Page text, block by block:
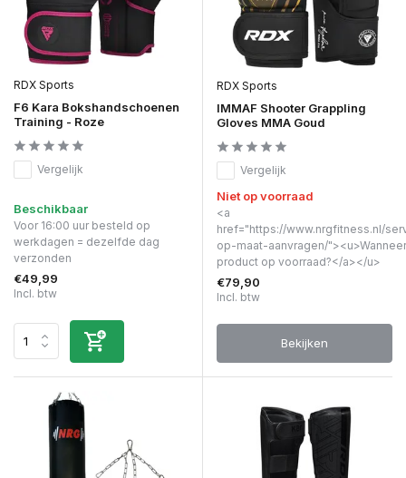
RDX Sports
F6 Kara Bokshandschoenen
Training - Roze
Vergelijk
Beschikbaar
Voor 16:00 uur besteld op
werkdagen = dezelfde dag
verzonden
€49,99
Incl. btw
RDX Sports
IMMAF Shooter Grappling
Gloves MMA Goud
Vergelijk
Niet op voorraad
<a
href="https://www.nrgfitness.nl/
op-maat-aanvragen/
product op voorraad?</a></u>
€79,90
Incl. btw
Bekijken